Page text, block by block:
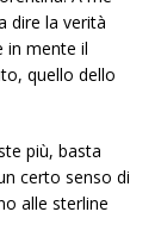
dire la verità
in mente il
quello dello
più, basta
certo senso di
alle sterline